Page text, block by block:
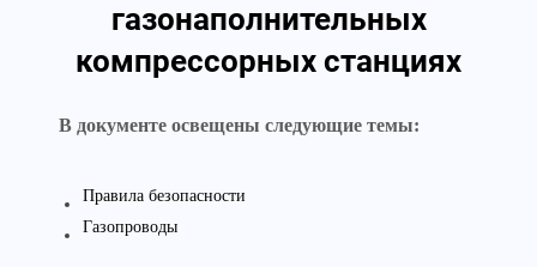
газонаполнительных
компрессорных станциях
В документе освещены следующие темы:
Правила безопасности
Газопроводы